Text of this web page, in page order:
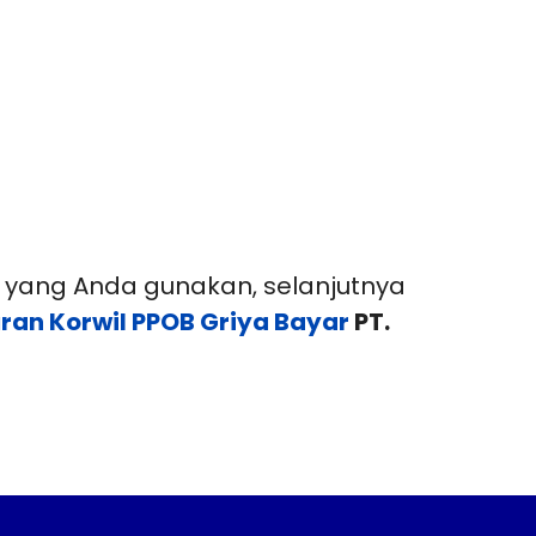
Anda gunakan, selanjutnya
Korwil PPOB Griya Bayar PT.